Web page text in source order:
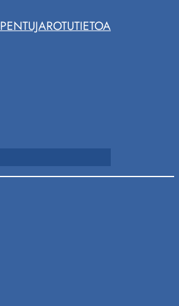
PENTUJAROTUTIETOA